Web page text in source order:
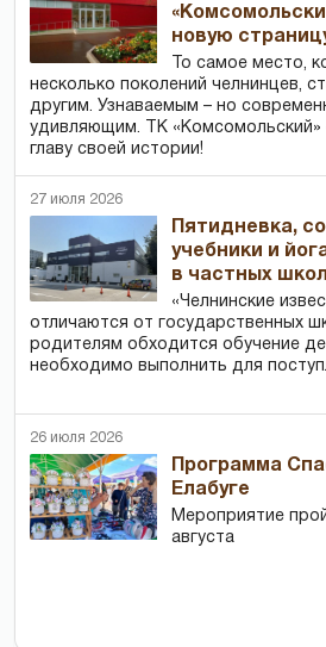
новую
То самое место,
несколько поколений челнинцев,
другим. Узнаваемым – но
удивляющим. ТК «Комсомольский»
главу своей истории!
27 июля 2026
Пятидневка,
учебники и
в частных
«Челнинские
отличаются от государственных
родителям обходится обучение
необходимо выполнить для
26 июля 2026
Программа
Елабуге
Мероприятие
августа